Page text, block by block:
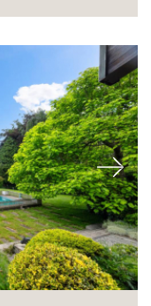
Next